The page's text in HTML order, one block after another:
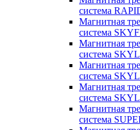
система
Магнитная
система
Магнитная
система
Магнитная
система
Магнитная
система
Магнитная
система